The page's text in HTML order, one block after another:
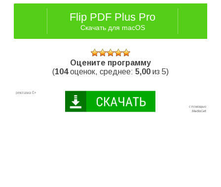
Flip PDF Plus Pro
Скачать для macOS
Оцените программу
(104оценок, среднее: 5,00 из 5)